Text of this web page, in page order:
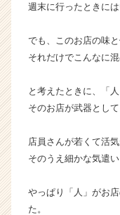
h
a
e
週末に行ったときに
でも、このお店の味
それだけでこんなに
と考えたときに、「
そのお店が武器とし
店員さんが若くて活
そのうえ細かな気遣
やっぱり「人」がお
た。